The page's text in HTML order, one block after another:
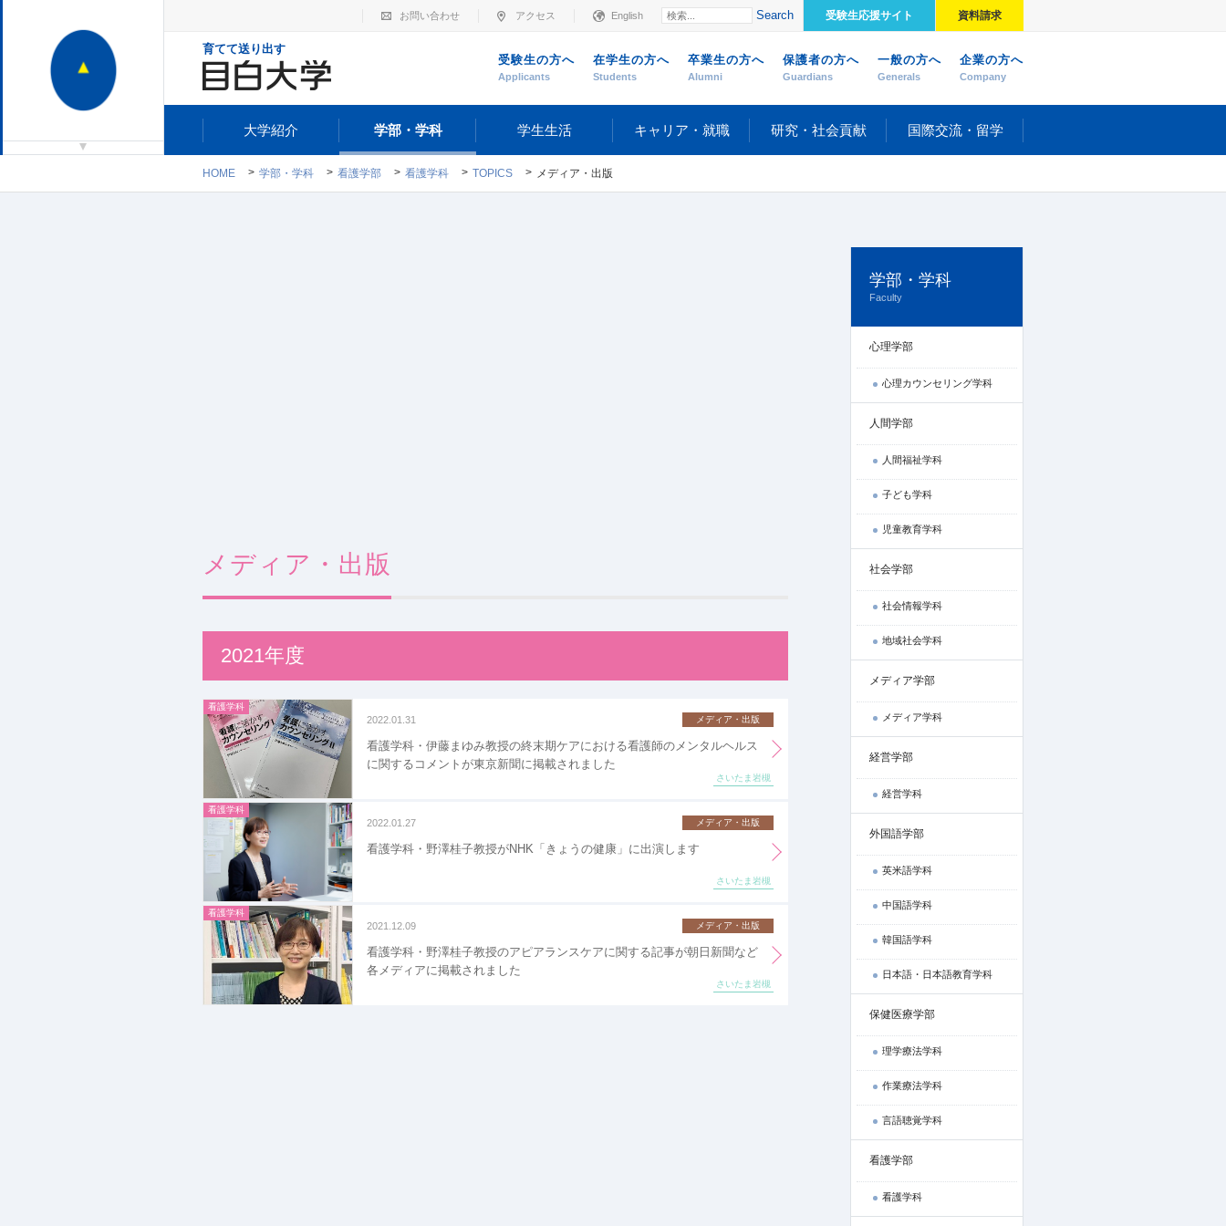
育てて送り出す
お問い合わせ アクセス English Search 受験生応援サイト 資料請求
受験生の方へ
Applicants
在学生の方へ
Students
卒業生の方へ
Alumni
保護者の方へ
Guardians
一般の方へ
Generals
企業の方へ
Company
大学紹介 学部・学科 学生生活 キャリア・就職 研究・社会貢献 国際交流・留学
HOME 学部・学科 看護学部 看護学科 TOPICS メディア・出版
メディア・出版
2021年度
2022.01.31 メディア・出版
看護学科・伊藤まゆみ教授の終末期ケアにおける看護師のメンタルヘルス
に関するコメントが東京新聞に掲載されました
さいたま岩槻
看護学科
2022.01.27 メディア・出版
看護学科・野澤桂子教授がNHK「きょうの健康」に出演します
さいたま岩槻
看護学科
2021.12.09 メディア・出版
看護学科・野澤桂子教授のアピアランスケアに関する記事が朝日新聞など
各メディアに掲載されました
さいたま岩槻
看護学科
学部・学科
Faculty
心理学部
心理カウンセリング学科
人間学部
人間福祉学科
子ども学科
児童教育学科
社会学部
社会情報学科
地域社会学科
メディア学部
メディア学科
経営学部
経営学科
外国語学部
英米語学科
中国語学科
韓国語学科
日本語・日本語教育学科
保健医療学部
理学療法学科
作業療法学科
言語聴覚学科
看護学部
看護学科